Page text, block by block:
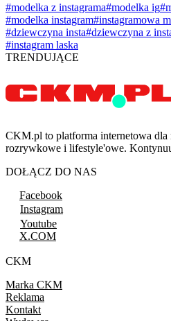
#modelka z instagrama#modelka ig
#modelka instagram#instagramowa
#dziewczyna insta#dziewczyna z
#instagram laska
TRENDUJĄCE
CKM.pl to platforma internetowa dla
rozrywkowe i lifestyle'owe.
DOŁĄCZ DO NAS
Facebook
Instagram
Youtube
X.COM
CKM
Marka CKM
Reklama
Kontakt